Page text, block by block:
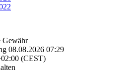
Gewähr
08.08.2026 07:29
(CEST)